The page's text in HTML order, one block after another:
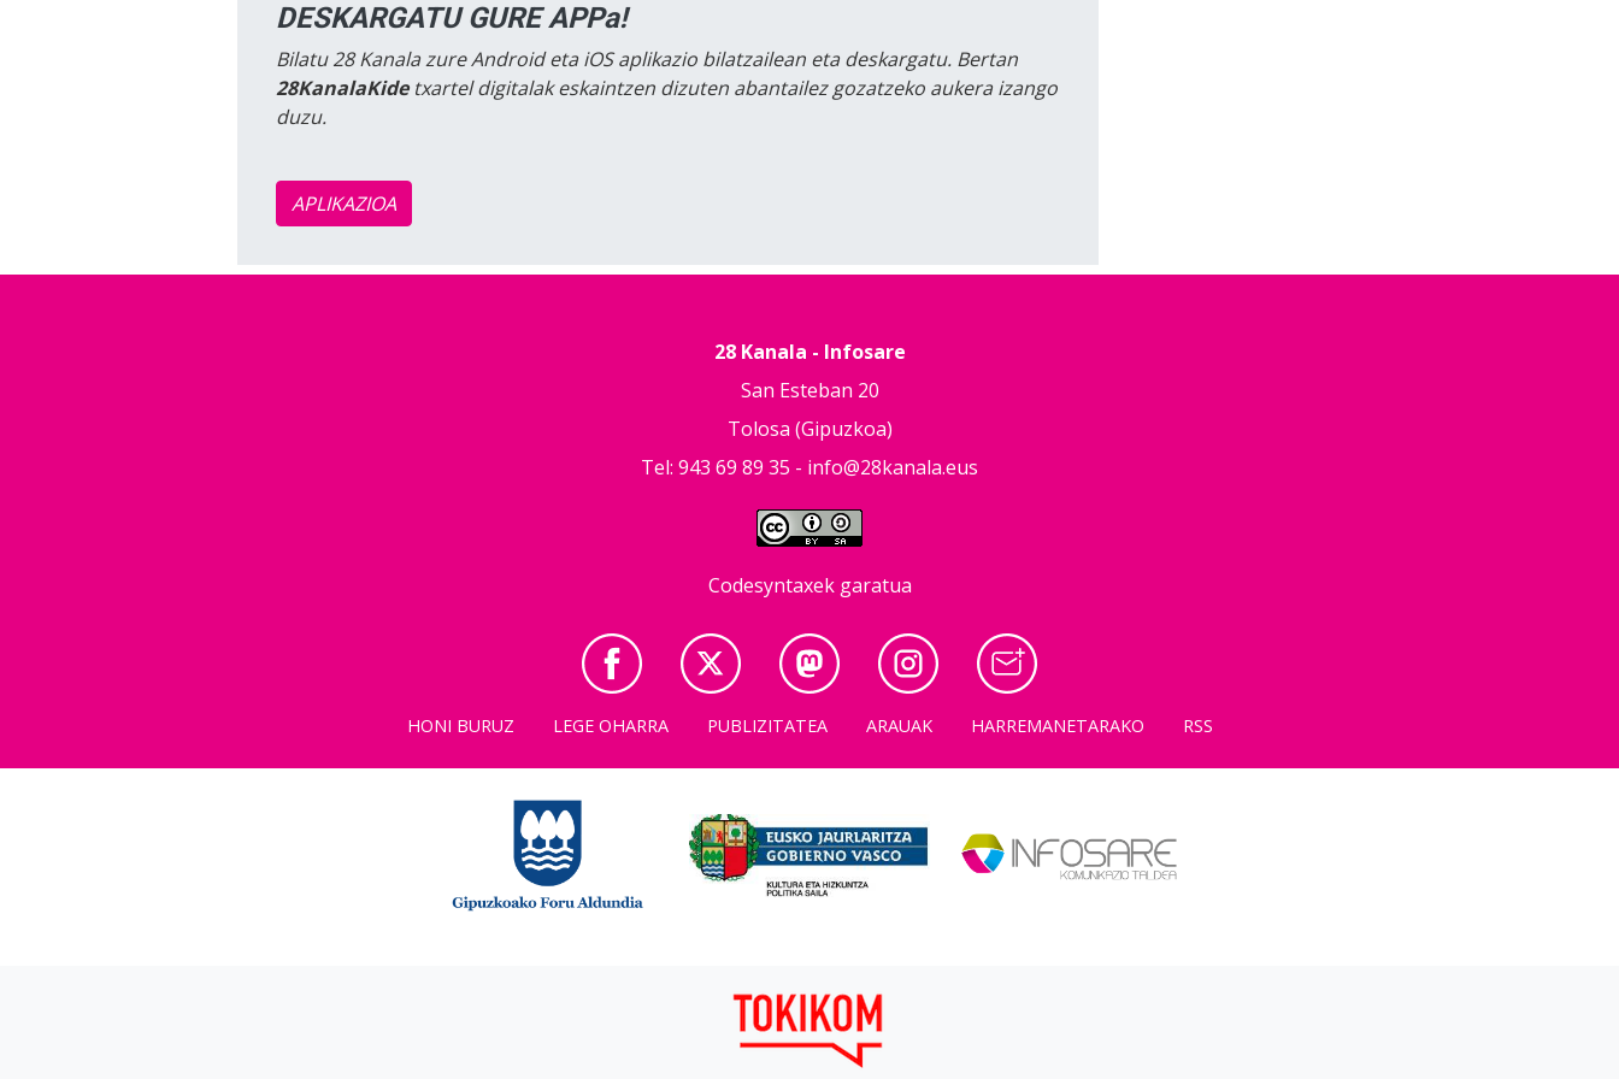
DESKARGATU GURE APPa!
Bilatu 28 Kanala zure Android eta iOS aplikazio bilatzailean eta deskargatu. Bertan
28KanalaKidetxartel digitalak eskaintzen dizuten abantailez gozatzeko aukera izango
duzu.
APLIKAZIOA
28 Kanala - Infosare
San Esteban 20
Tolosa (Gipuzkoa)
Tel: 943 69 89 35 - info@28kanala.eus
Codesyntaxek garatua
HONI BURUZ LEGE OHARRA PUBLIZITATEA ARAUAK HARREMANETARAKO RSS